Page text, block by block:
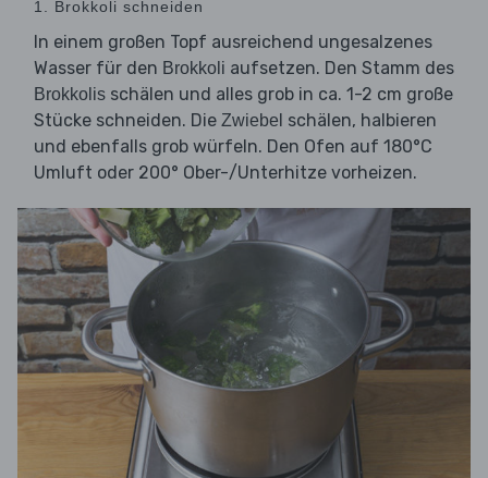
1. Brokkoli schneiden
In einem großen Topf ausreichend ungesalzenes
Wasser für den Brokkoli aufsetzen. Den Stamm des
Brokkolis schälen und alles grob in ca. 1-2 cm große
Stücke schneiden. Die Zwiebel schälen, halbieren
und ebenfalls grob würfeln. Den Ofen auf 180°C
Umluft oder 200° Ober-/Unterhitze vorheizen.